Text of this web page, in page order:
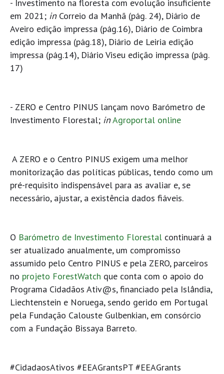
- Investimento na floresta com evolução insuficiente
em 2021; inCorreio da Manhã (pág. 24), Diário de
Aveiro edição impressa (pág.16), Diário de Coimbra
edição impressa (pág.18), Diário de Leiria edição
impressa (pág.14), Diário Viseu edição impressa (pág.
17)
- ZERO e Centro PINUS lançam novo Barómetro de
Investimento Florestal; inAgroportal online
A ZERO e o Centro PINUS exigem uma melhor
monitorização das políticas públicas, tendo como um
pré-requisito indispensável para as avaliar e, se
necessário, ajustar, a existência dados fiáveis.
O Barómetro de Investimento Florestal continuará a
ser atualizado anualmente, um compromisso
assumido pelo Centro PINUS e pela ZERO, parceiros
no projeto ForestWatch que conta com o apoio do
Programa Cidadãos Ativ@s, financiado pela Islândia,
Liechtenstein e Noruega, sendo gerido em Portugal
pela Fundação Calouste Gulbenkian, em consórcio
com a Fundação Bissaya Barreto.
#CidadaosAtivos #EEAGrantsPT #EEAGrants